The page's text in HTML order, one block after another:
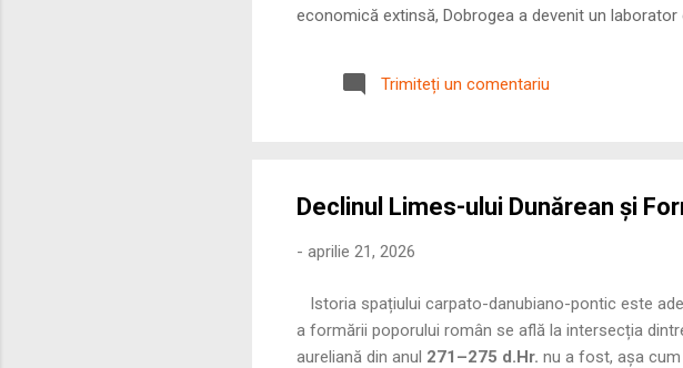
economică extinsă, Dobrogea a devenit un
precizie profunzimea și ritmul procesului de rom...
Trimiteți un comentariu
Declinul Limes-ului Dunărean și
- aprilie 21, 2026
Istoria spațiului carpato-danubiano-pontic este
a formării poporului român se află la intersecția
aureliană din anul 271–275 d.Hr. nu a fost, așa